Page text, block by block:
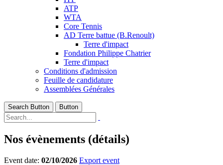
ATP
WTA
Core Tennis
AD Terre battue (B.Renoult)
Terre d'impact
Fondation Philippe Chatrier
Terre d'impact
Conditions d'admission
Feuille de candidature
Assemblées Générales
Search Button Button
Nos évènements (détails)
Event date: 02/10/2026 Export event